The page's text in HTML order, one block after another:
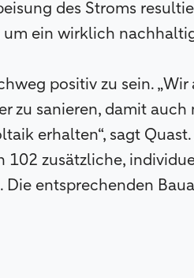
des Stroms
um ein wirklich
positiv zu sein. „Wir
zu sanieren, damit auch
erhalten“, sagt
102 zusätzliche,
entsprechenden